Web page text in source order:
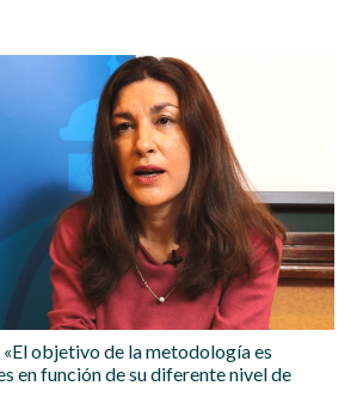
objetivo de la metodología es
en función de su diferente nivel de